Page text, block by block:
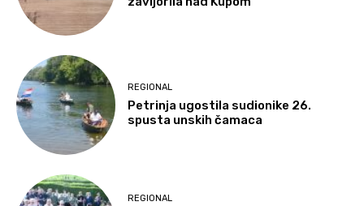
REGIONAL
Petrinja ugostila sudionike 26.
spusta unskih čamaca
REGIONAL